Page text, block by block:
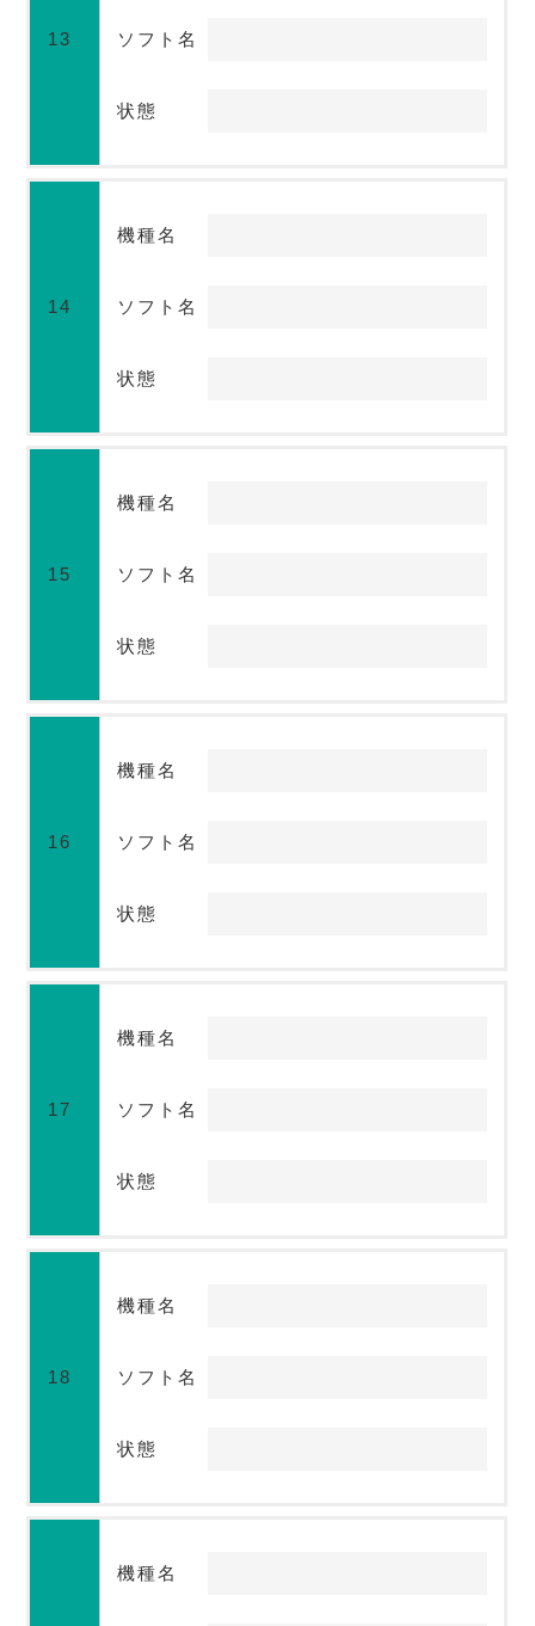
13 ソフト名
状態
14
機種名
ソフト名
状態
15
機種名
ソフト名
状態
16
機種名
ソフト名
状態
17
機種名
ソフト名
状態
18
機種名
ソフト名
状態
機種名